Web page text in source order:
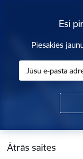
Esi
Piesakies
Kājene
Ātrās saites